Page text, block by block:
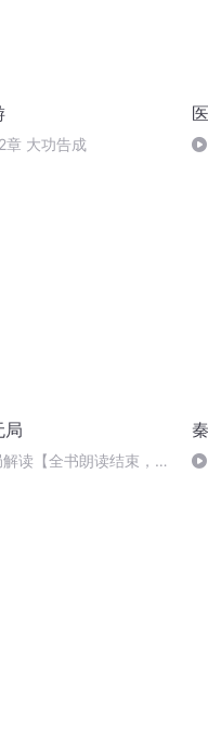
章 大功告成
局
读【全书朗读结束，感